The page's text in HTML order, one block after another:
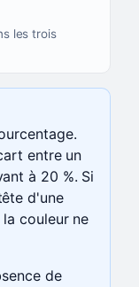
les trois
entre un
à 20 %. Si
d'une
couleur ne
de